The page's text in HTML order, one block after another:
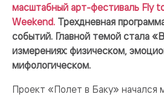
масштабный арт-фестиваль Fly
Weekend. Трехдневная
событий. Главной темой стала
измерениях: физическом,
мифологическом.
Проект «Полет в Баку» начался